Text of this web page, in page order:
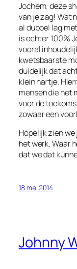
Jochem, deze
van je zag! Wat
al dubbel lag
is echter 100%
vooral
kwetsbaarste
duidelijk dat
klein hartje.
mensen die het
voor de
zowaar een
Hopelijk zien
het werk. Waar
dat we dat
18 mei 2014
Johnny